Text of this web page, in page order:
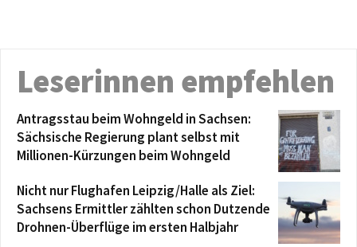
Leserinnen empfehlen
Antragsstau beim Wohngeld in Sachsen:
Sächsische Regierung plant selbst mit
Millionen-Kürzungen beim Wohngeld
Nicht nur Flughafen Leipzig/Halle als Ziel:
Sachsens Ermittler zählten schon Dutzende
Drohnen-Überflüge im ersten Halbjahr